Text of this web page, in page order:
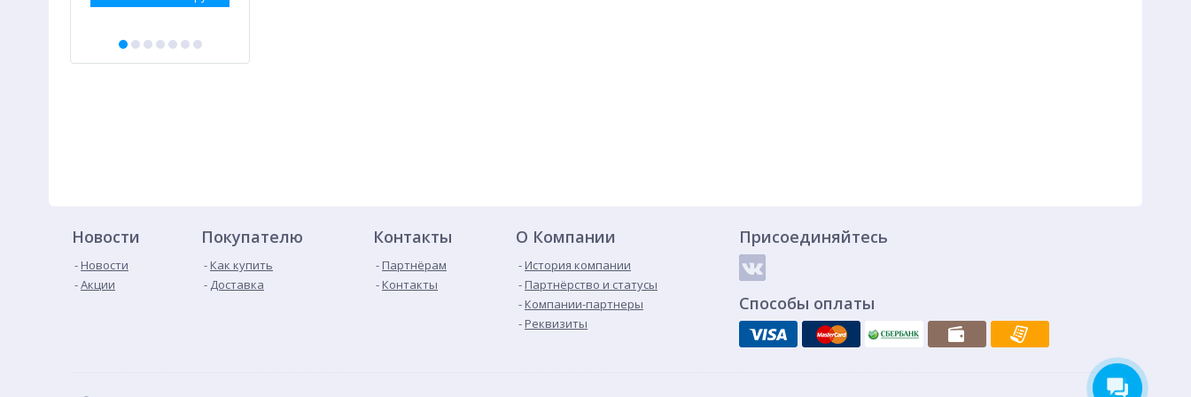
Новости
Новости
Акции
Покупателю
Как купить
Доставка
Контакты
Партнёрам
Контакты
О Компании
История компании
Партнёрство и статусы
Компании-партнеры
Реквизиты
Присоединяйтесь
Способы оплаты